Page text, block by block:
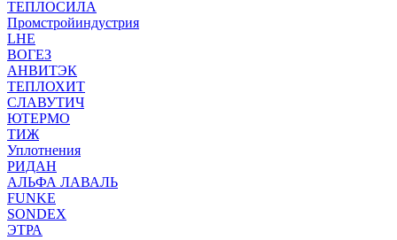
ТЕПЛОСИЛА
Промстройиндустрия
LHE
ВОГЕЗ
АНВИТЭК
ТЕПЛОХИТ
СЛАВУТИЧ
ЮТЕРМО
ТИЖ
Уплотнения
РИДАН
АЛЬФА ЛАВАЛЬ
FUNKE
SONDEX
ЭТРА